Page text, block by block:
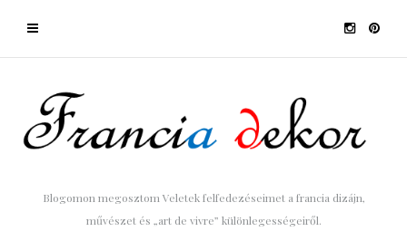
Blogomon megosztom Veletek felfedezéseimet a francia dizájn,
művészet és „art de vivre” különlegességeiről.